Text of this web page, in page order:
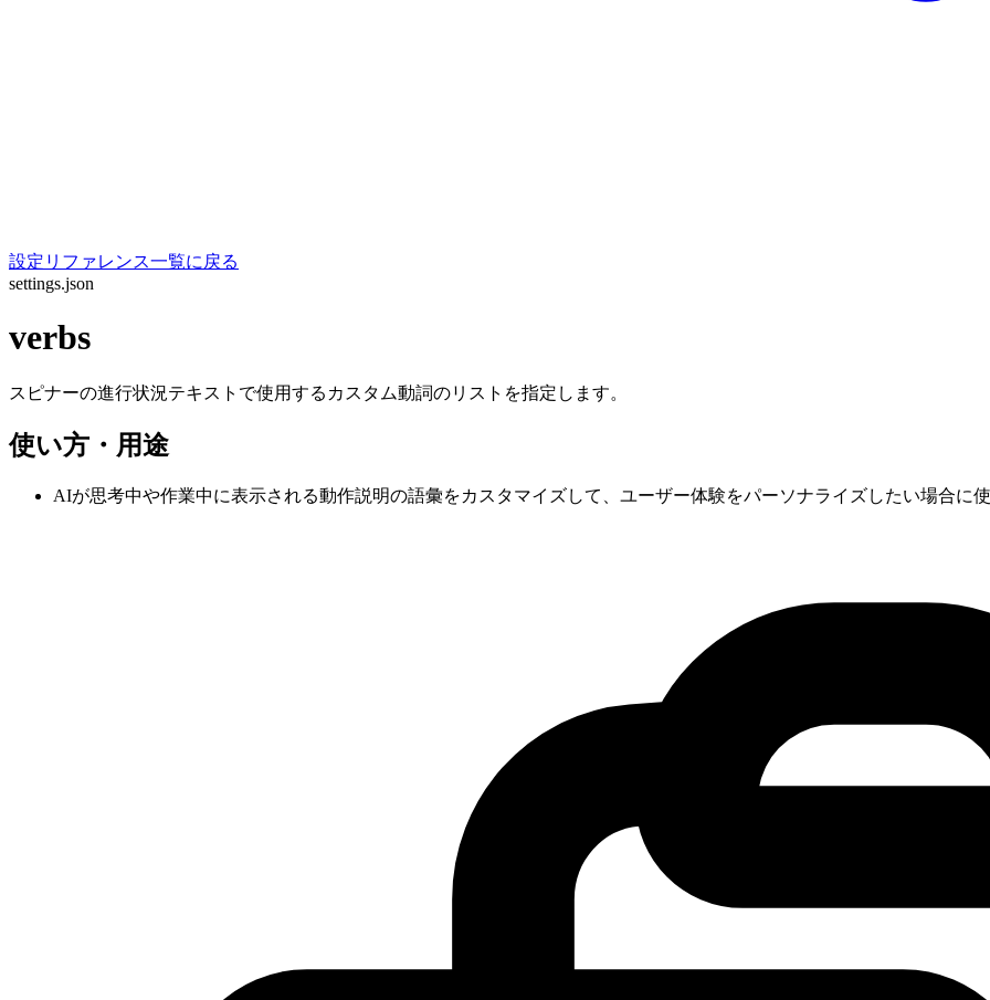
設定リファレンス一覧に戻る
settings.json
verbs
スピナーの進行状況テキストで使用するカスタム動詞のリストを指定します。
使い方・用途
AIが思考中や作業中に表示される動作説明の語彙をカスタマイズして、ユーザー体験をパーソナライズしたい場合に使